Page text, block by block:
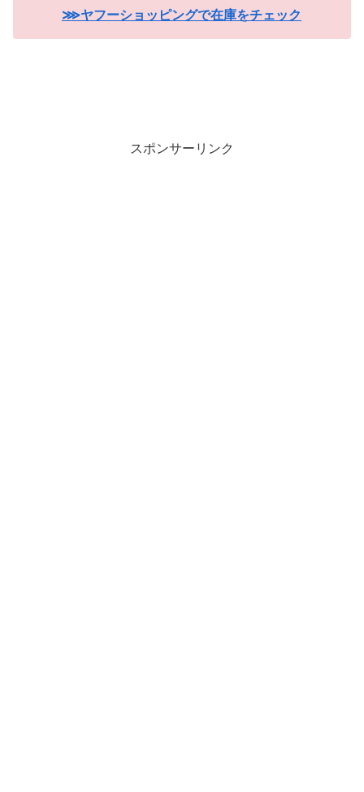
⋙ヤフーショッピングで在庫をチェック
スポンサーリンク